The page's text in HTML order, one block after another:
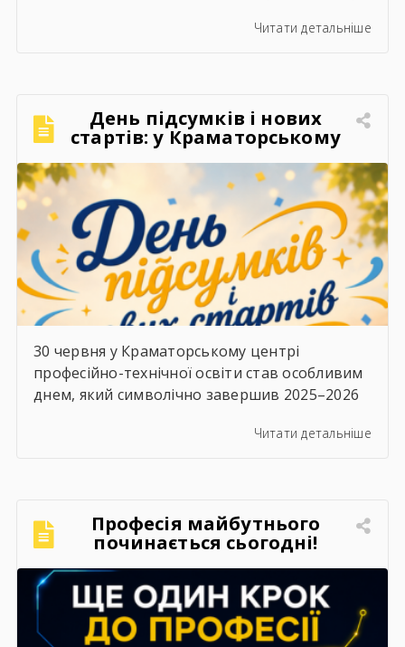
участь в окремому конкурсі на бюджетні
року, […]
Читати детальніше
День підсумків і нових
стартів: у Краматорському
центрі ПТО завершили 2025–
2026 навчальний рік
30 червня у Краматорському центрі
професійно-технічної освіти став особливим
днем, який символічно завершив 2025–2026
відбулися дві важливі події — урочисте
робітників отримали випускники 2026 року.
Для них це стало початком нового
життєвого етапу, а для педагогічного
колективу — ще […]
Читати детальніше
Професія майбутнього
починається сьогодні!